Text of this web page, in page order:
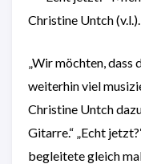
„Wir möchten, dass
weiterhin viel
Christine Untch
Gitarre.“ „Echt
begleitete gleich